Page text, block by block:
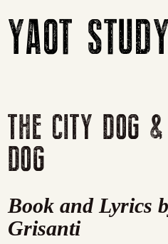
YAOT
THE CITY DOG
DOG
Book and Lyrics
Grisanti